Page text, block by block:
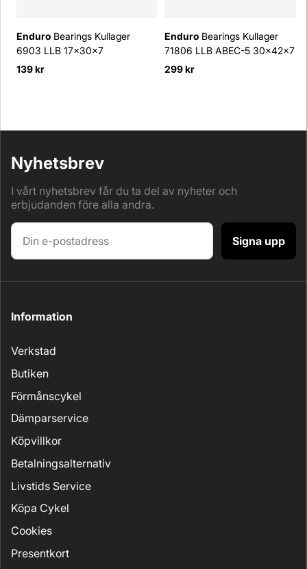
Enduro Bearings Kullager
6903 LLB 17x30x7
139 kr
Enduro Bearings Kullager
71806 LLB ABEC-5 30x42x7
299 kr
Nyhetsbrev
I vårt nyhetsbrev får du ta del av nyheter och
erbjudanden före alla andra.
Signa upp
Information
Verkstad
Butiken
Förmånscykel
Dämparservice
Köpvillkor
Betalningsalternativ
Livstids Service
Köpa Cykel
Cookies
Presentkort